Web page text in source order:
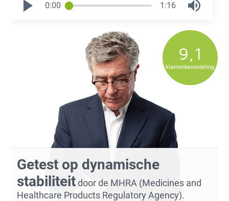
0:00 1:16
9,1
klantenbeoordeling
Getest op dynamische
stabiliteitdoor de MHRA (Medicines and
Healthcare Products Regulatory Agency).